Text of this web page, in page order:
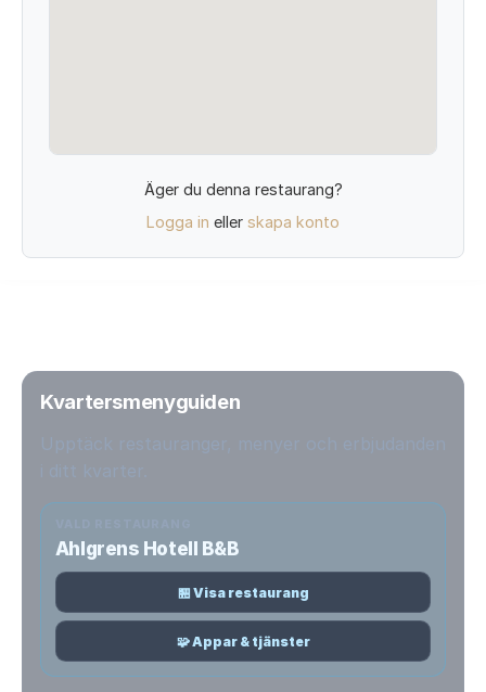
Äger du denna restaurang?
Logga in eller skapa konto
Kvartersmenyguiden
Ahlgrens Hotell B&B
🏪 Visa restaurang
🧩 Appar & tjänster